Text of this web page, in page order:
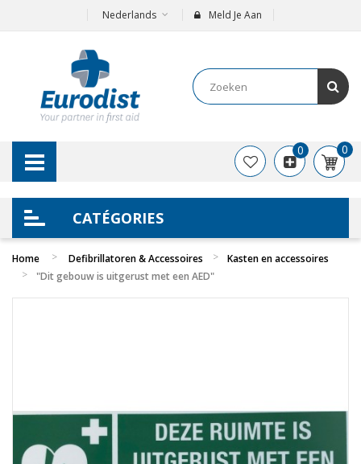
Nederlands Meld Je Aan
CATÉGORIES
0
0
Home Defibrillatoren & Accessoires
Kasten en accessoires
"Dit gebouw is uitgerust met een AED"